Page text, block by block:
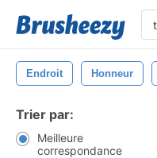
Endroit Honneur
Trier par:
Meilleure
correspondance